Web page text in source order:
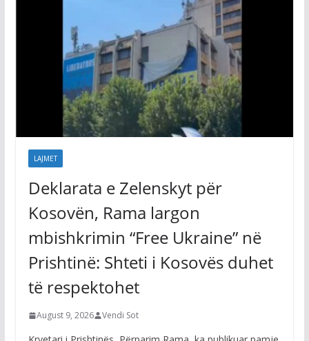
Deklarata e Zelenskyt për
Kosovën, Rama largon
mbishkrimin “Free Ukraine” në
Prishtinë: Shteti i Kosovës duhet
të respektohet
August 9, 2026 Vendi Sot
Kryetari i Prishtinës, Përparim Rama, ka publikuar pamje
mbishkrimi “Free Ukraine”, kjo
Kurtit i duken qartë në pantallona